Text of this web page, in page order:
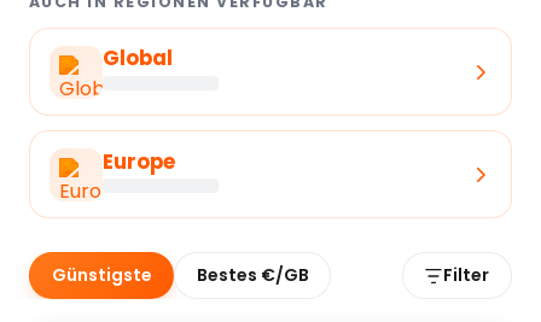
Global
Europe
Günstigste Bestes €/GB Filter